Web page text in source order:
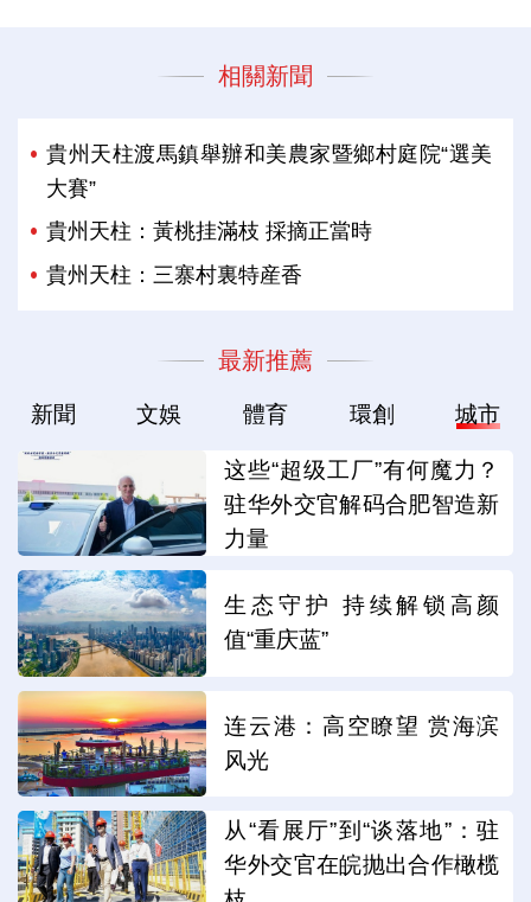
相關新聞
貴州天柱渡馬鎮舉辦和美農家暨鄉村庭院“選美
大賽”
貴州天柱：黃桃挂滿枝 採摘正當時
貴州天柱：三寨村裏特産香
最新推薦
新聞 文娛 體育 環創 城市
这些“超级工厂”有何魔力？
驻华外交官解码合肥智造新
力量
生态守护 持续解锁高颜
值“重庆蓝”
连云港：高空瞭望 赏海滨
风光
从“看展厅”到“谈落地”：驻
华外交官在皖抛出合作橄榄